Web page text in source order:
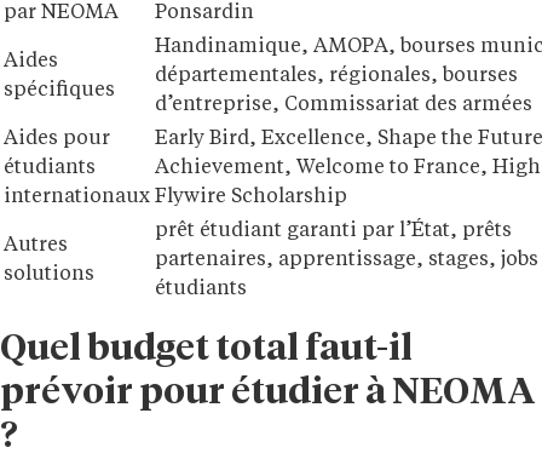
par NEOMA
Ponsardin
Aides
spécifiques
Handinamique, AMOPA, bourses
départementales, régionales, bourses
d’entreprise, Commissariat des armées
Aides pour
étudiants
internationaux
Early Bird, Excellence, Shape the
Achievement, Welcome to France,
Flywire Scholarship
Autres
solutions
prêt étudiant garanti par l’État, prêts
partenaires, apprentissage, stages, jobs
étudiants
Quel budget total faut-il
prévoir pour étudier à NEOMA
?